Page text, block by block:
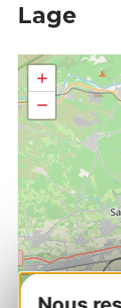
Lage
+
−